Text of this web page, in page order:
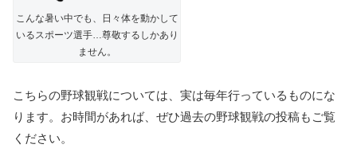
こんな暑い中でも、日々体を動かして
いるスポーツ選手…尊敬するしかあり
ません。
こちらの野球観戦については、実は毎年行っているものにな
ります。お時間があれば、ぜひ過去の野球観戦の投稿もご覧
ください。